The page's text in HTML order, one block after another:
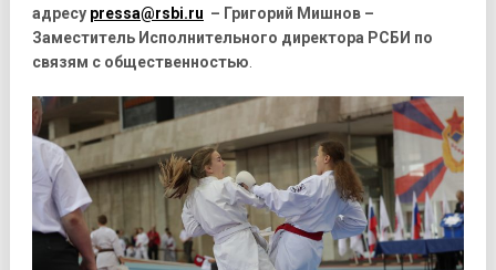
адресу pressa@rsbi.ru – Григорий Мишнов –
Заместитель Исполнительного директора РСБИ по
связям с общественностью.